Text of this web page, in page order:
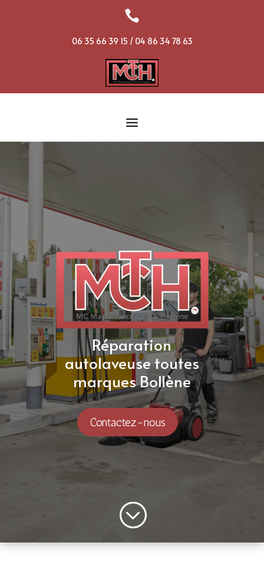

06 35 66 39 15 / 04 86 34 78 63
Réparation
autolaveuse toutes
marques Bollène
Contactez-nous
;